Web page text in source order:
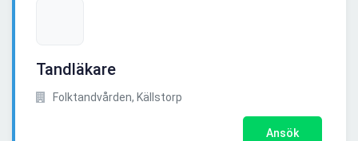
Tandläkare
Folktandvården, Källstorp
Ansök